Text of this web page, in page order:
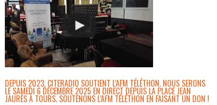
DEPUIS 2023, CITERADIO SOUTIENT L’AFM TÉLÉTHON. NOUS SERONS
LE SAMEDI 6 DÉCEMBRE 2025 EN DIRECT DEPUIS LA PLACE JEAN
JAURÈS À TOURS. SOUTENONS L’AFM TÉLÉTHON EN FAISANT UN DON !